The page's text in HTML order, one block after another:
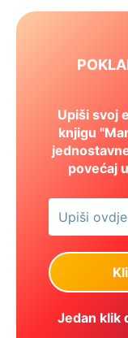
Upiši svoj
knjigu
povećaj
Jedan klik